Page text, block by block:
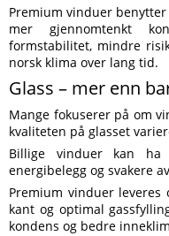
Premium vinduer
mer gjennomtenkt
formstabilitet, mindre
norsk klima over lang tid.
Glass – mer enn
Mange fokuserer på om
kvaliteten på glasset
Billige vinduer kan ha
energibelegg og svakere
Premium vinduer leveres
kant og optimal
kondens og bedre